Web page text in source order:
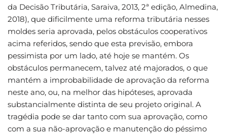
da Decisão Tributária, Saraiva, 2013, 2ª edição, Almedina,
2018), que dificilmente uma reforma tributária nesses
moldes seria aprovada, pelos obstáculos cooperativos
acima referidos, sendo que esta previsão, embora
pessimista por um lado, até hoje se mantém. Os
obstáculos permanecem, talvez até majorados, o que
mantém a improbabilidade de aprovação da reforma
neste ano, ou, na melhor das hipóteses, aprovada
substancialmente distinta de seu projeto original. A
tragédia pode se dar tanto com sua aprovação, como
com a sua não-aprovação e manutenção do péssimo